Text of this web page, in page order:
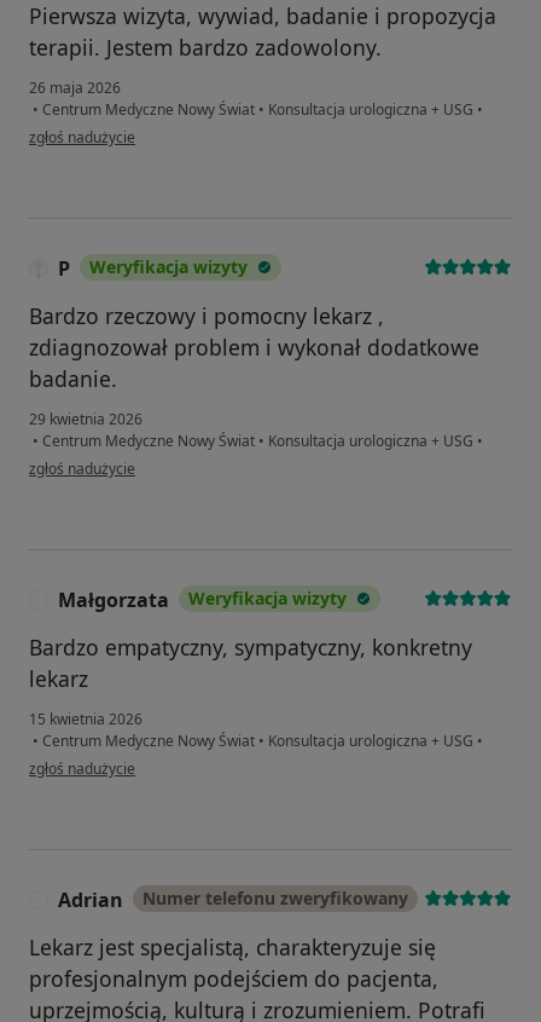
Pierwsza wizyta, wywiad, badanie i propozycja
terapii. Jestem bardzo zadowolony.
26 maja 2026
• Centrum Medyczne Nowy Świat • Konsultacja urologiczna + USG •
w opinii użytkownika Jacek
zgłoś nadużycie
P Weryfikacja wizyty
Bardzo rzeczowy i pomocny lekarz ,
zdiagnozował problem i wykonał dodatkowe
badanie.
29 kwietnia 2026
• Centrum Medyczne Nowy Świat • Konsultacja urologiczna + USG •
w opinii użytkownika P
zgłoś nadużycie
Małgorzata Weryfikacja wizyty
Bardzo empatyczny, sympatyczny, konkretny
lekarz
15 kwietnia 2026
• Centrum Medyczne Nowy Świat • Konsultacja urologiczna + USG •
w opinii użytkownika Małgorzata
zgłoś nadużycie
Adrian Numer telefonu zweryfikowany
Lekarz jest specjalistą, charakteryzuje się
profesjonalnym podejściem do pacjenta,
uprzejmością, kulturą i zrozumieniem. Potrafi